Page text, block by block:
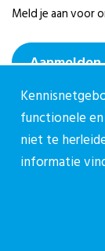
Meld je aan voor
functionele
niet te
informatie